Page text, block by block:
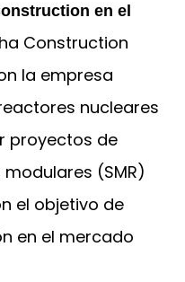
en el
Construction
la empresa
nucleares
proyectos de
(SMR)
el objetivo de
en el mercado